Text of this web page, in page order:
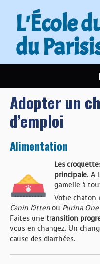
L'École
du
L’ÉCOLE DU CHAT
ACTUALITÉS
ADOPTER
NOUS AIDER
CONTACT
BOUTIQUE
Adopter un
d’emploi
Alimentation
Les
principale. A
gamelle à
Votre chaton
Canin Kitten ou Purina
Faites une transition
vous en changez. Un
cause des diarrhées.